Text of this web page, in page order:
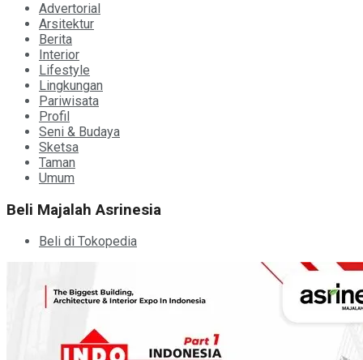
Advertorial
Arsitektur
Berita
Interior
Lifestyle
Lingkungan
Pariwisata
Profil
Seni & Budaya
Sketsa
Taman
Umum
Beli Majalah Asrinesia
Beli di Tokopedia